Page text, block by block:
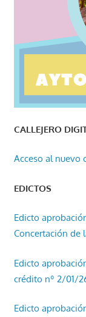
CALLEJERO
Acceso al nuevo
EDICTOS
Edicto
Concertación de
Edicto
crédito nº 2/01/
Edicto